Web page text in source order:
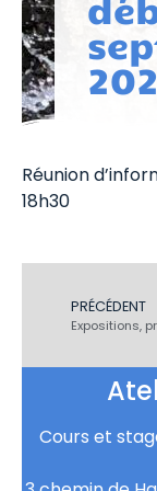
Réunion
18h30
PRÉCÉDENT
Expositions,
Cours et